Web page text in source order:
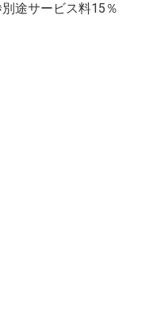
途サービス料15％